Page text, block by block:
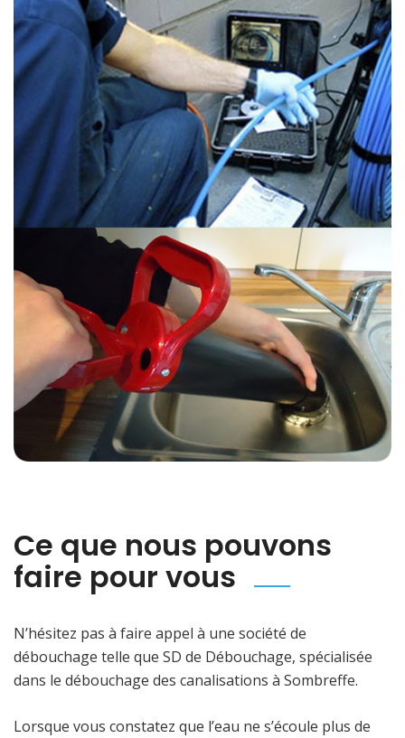
Ce que nous pouvons
faire pour vous
N’hésitez pas à faire appel à une société de
débouchage telle que SD de Débouchage, spécialisée
dans le débouchage des canalisations à Sombreffe.
Lorsque vous constatez que l’eau ne s’écoule plus de